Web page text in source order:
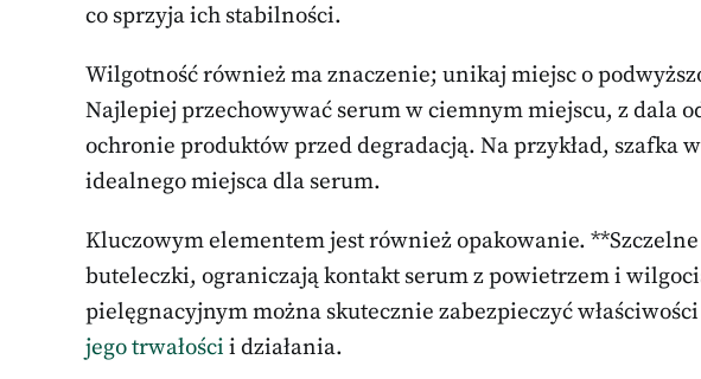
co sprzyja ich stabilności.
Wilgotność również ma znaczenie; unikaj miejsc o
Najlepiej przechowywać serum w ciemnym miejscu, z dala
ochronie produktów przed degradacją. Na przykład, szafka
idealnego miejsca dla serum.
Kluczowym elementem jest również opakowanie.
buteleczki, ograniczają kontakt serum z powietrzem i
pielęgnacyjnym można skutecznie zabezpieczyć właściwości
jego trwałości i działania.